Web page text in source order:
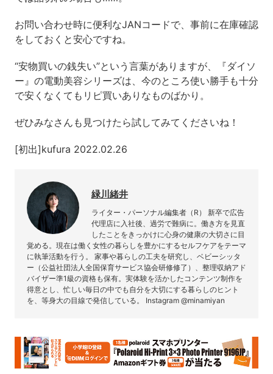
お問い合わせ時に便利なJANコードで、事前に在庫確認
をしておくと安心ですね。
“安物買いの銭失い”という言葉がありますが、『ダイソ
ー』の電動美容シリーズは、今のところ使い勝手も十分
で安くなくてもリピ買いありなものばかり。
ぜひみなさんも見つけたら試してみてくださいね！
[初出]kufura 2022.02.26
緑川緒井
ライター・パーソナル編集者（R） 新卒で広告
代理店に入社後、過労で難病に。働き方を見直
したことをきっかけに心身の健康の大切さに目
覚める。現在は働く女性の暮らしを豊かにするセルフケアをテーマ
に執筆活動を行う。 家事や暮らしの工夫を研究し、ベビーシッタ
ー（公益社団法人全国保育サービス協会研修修了）、整理収納アド
バイザー準1級の資格も保有。実体験を活かしたコンテンツ制作を
得意とし、忙しい毎日の中でも自分を大切にする暮らしのヒント
を、等身大の目線で発信している。 Instagram @minamiyan